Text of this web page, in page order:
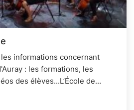
informations concernant
: les formations, les
des élèves...L’École de